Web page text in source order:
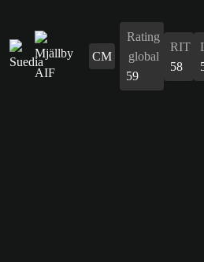
CM
Rating
global
59
RIT
58